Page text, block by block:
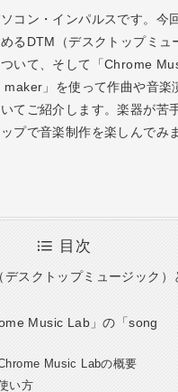
コン・インパルスです。今
るDTM（デスクトップミュ
いて、そして「Chrome
」を使って作曲や音楽
てご紹介します。楽器が苦
プで音楽制作を楽しんでみ
目次
デスクトップミュージック）
Music Lab」の「song
Music Labの概要
い方